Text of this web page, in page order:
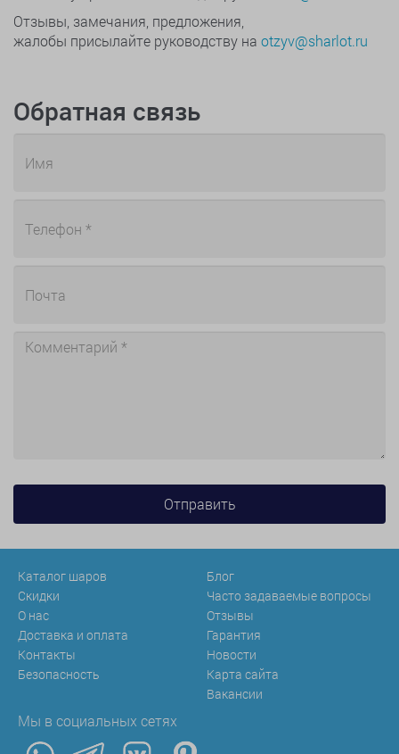
Отзывы, замечания, предложения,
жалобы присылайте руководству на otzyv@sharlot.ru
Обратная связь
Каталог шаров
Скидки
О нас
Доставка и оплата
Контакты
Безопасность
Блог
Часто задаваемые вопросы
Отзывы
Гарантия
Новости
Карта сайта
Вакансии
Мы в социальных сетях